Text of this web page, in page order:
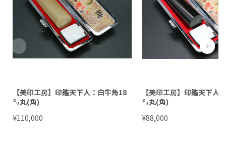
【美印工房】印鑑天下人：白牛角18
㍉丸(角)
¥110,000
【美印工房】印鑑天下人
㍉丸(角)
¥88,000